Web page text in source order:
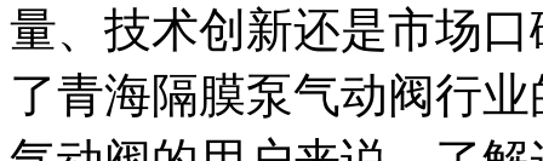
量、技术创新还是市场
了青海隔膜泵气动阀行